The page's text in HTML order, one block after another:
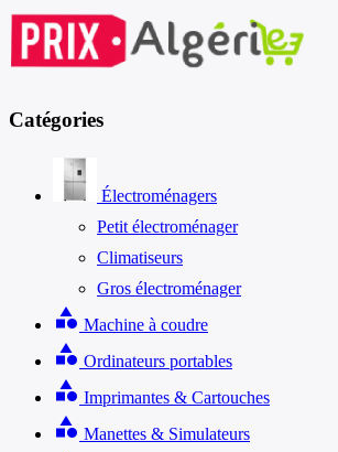
Catégories
Électroménagers
Petit électroménager
Climatiseurs
Gros électroménager
category Machine à coudre
category Ordinateurs portables
category Imprimantes & Cartouches
category Manettes & Simulateurs